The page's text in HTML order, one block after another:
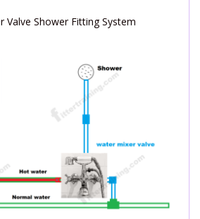
Valve Shower Fitting System